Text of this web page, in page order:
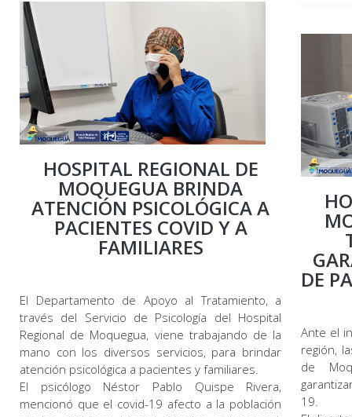
HOSPITAL REGIONAL DE
MOQUEGUA BRINDA
ATENCIÓN PSICOLÓGICA A
PACIENTES COVID Y A
FAMILIARES
El Departamento de Apoyo al Tratamiento, a
través del Servicio de Psicología del Hospital
Regional de Moquegua, viene trabajando de la
mano con los diversos servicios, para brindar
atención psicológica a pacientes y familiares.
El psicólogo Néstor Pablo Quispe Rivera,
mencionó que el covid-19 afecto a la población
DE
Ante el
región,
de
19.